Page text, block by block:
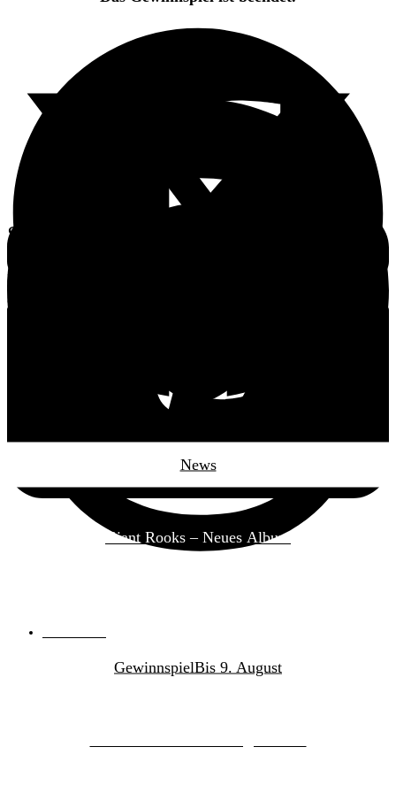
Schreibe einen Kommentar
Du musst
abzugeben.
Das könnte dir auch gefallen
News
Giant Rooks – Neues Album
GewinnspielBis 9. August